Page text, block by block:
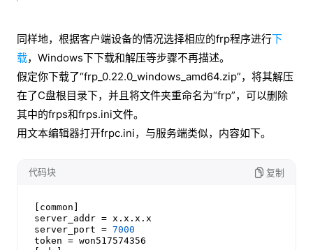
同样地，根据客户端设备的情况选择相应的frp程序进行下
载，Windows下下载和解压等步骤不再描述。
假定你下载了“frp_0.22.0_windows_amd64.zip”，将其解压
在了C盘根目录下，并且将文件夹重命名为“frp”，可以删除
其中的frps和frps.ini文件。
用文本编辑器打开frpc.ini，与服务端类似，内容如下。
代码块 复制
[common]
server_addr = x.x.x.x
server_port = 7000
token = won517574356